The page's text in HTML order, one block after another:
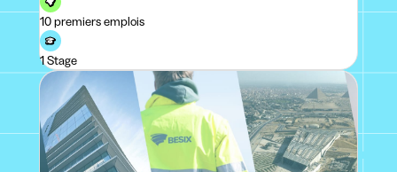
10 premiers emplois
1 Stage